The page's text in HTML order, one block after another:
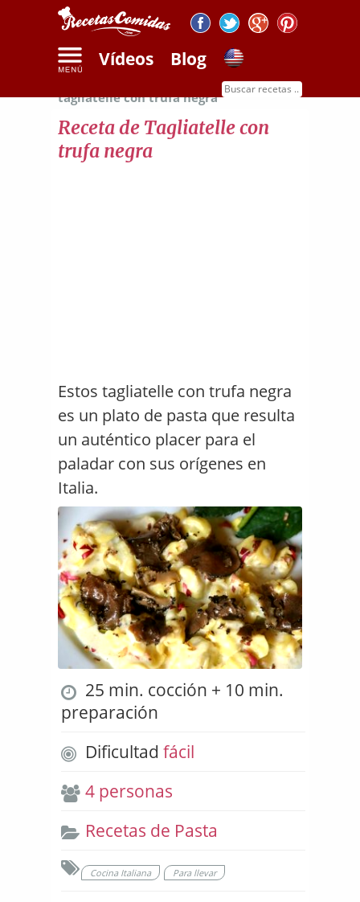
Vídeos Blog
Receta de
tagliatelle con trufa negra
Receta de Tagliatelle con
trufa negra
Estos tagliatelle con trufa negra
es un plato de pasta que resulta
un auténtico placer para el
paladar con sus orígenes en
Italia.
25 min. cocción + 10 min.
preparación
Dificultad fácil
4 personas
Recetas de Pasta
Cocina Italiana Para llevar